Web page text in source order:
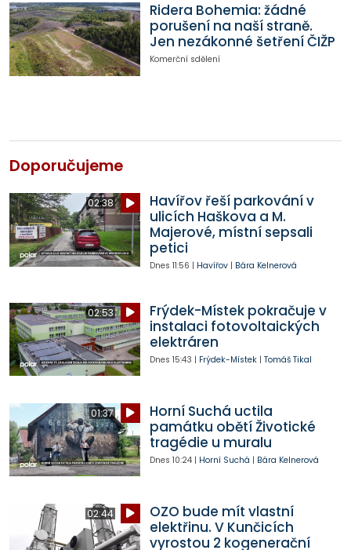
Ridera Bohemia: žádné
porušení na naší straně.
Jen nezákonné šetření ČIŽP
Komerční sdělení
Doporučujeme
02:38
Havířov řeší parkování v
ulicích Haškova a M.
Majerové, místní sepsali
petici
Dnes 11:56 | Havířov| Bára Kelnerová
02:53
Frýdek-Místek pokračuje v
instalaci fotovoltaických
elektráren
Dnes 15:43 | Frýdek-Místek| Tomáš Tikal
01:37
Horní Suchá uctila
památku obětí Životické
tragédie u muralu
Dnes 10:24| Horní Suchá | Bára Kelnerová
02:44
OZO bude mít vlastní
elektřinu. V Kunčicích
vyrostou 2 kogenerační